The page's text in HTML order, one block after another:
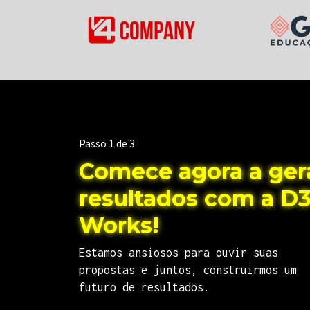
Passo 1 de 3
Comece agora a
resultados com a
Works!
Estamos ansiosos para ouvir suas
propostas e juntos, construirmos um
futuro de resultados.